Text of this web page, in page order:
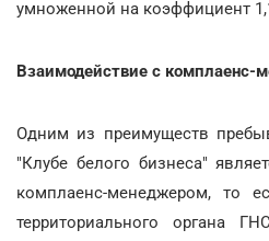
умноженной на коэффициент
Взаимодействие с комплаенс-
Одним из преимуществ
"Клубе белого бизнеса"
комплаенс-менеджером, то
территориального органа